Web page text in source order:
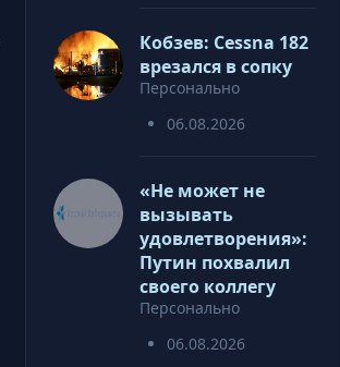
Кобзев: Cessna 182
врезался в сопку
Персонально
06.08.2026
«Не может не
вызывать
удовлетворения»:
Путин похвалил
своего коллегу
Персонально
06.08.2026